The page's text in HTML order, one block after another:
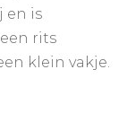
en is
rits
klein vakje.